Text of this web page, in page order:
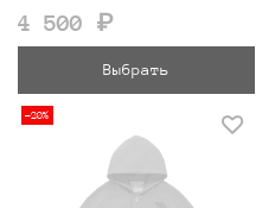
4 500 ₽
Выбрать
-20%